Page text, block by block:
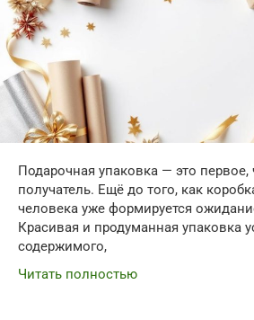
Подарочная упаковка — это первое,
получатель. Ещё до того, как
человека уже формируется
Красивая и продуманная упаковка
содержимого,
Читать полностью